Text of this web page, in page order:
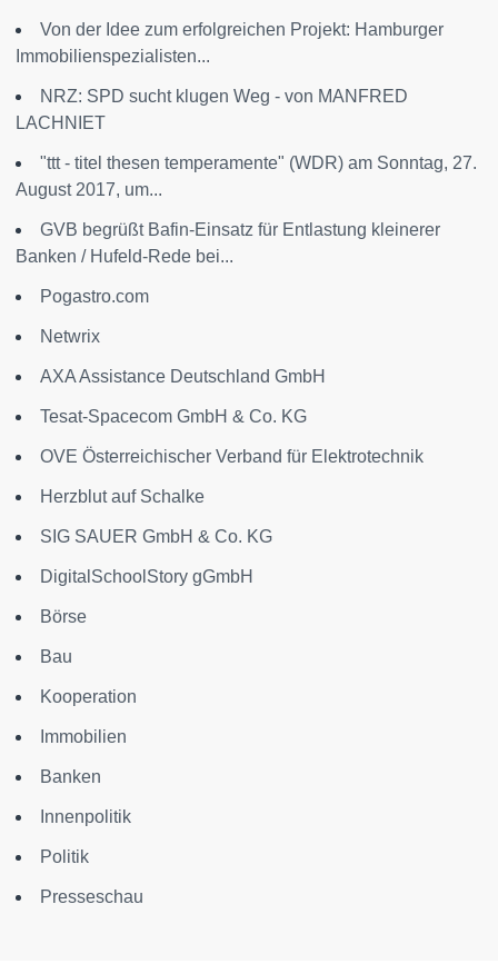
Von der Idee zum erfolgreichen Projekt: Hamburger
Immobilienspezialisten...
NRZ: SPD sucht klugen Weg - von MANFRED
LACHNIET
"ttt - titel thesen temperamente" (WDR) am Sonntag, 27.
August 2017, um...
GVB begrüßt Bafin-Einsatz für Entlastung kleinerer
Banken / Hufeld-Rede bei...
Pogastro.com
Netwrix
AXA Assistance Deutschland GmbH
Tesat-Spacecom GmbH & Co. KG
OVE Österreichischer Verband für Elektrotechnik
Herzblut auf Schalke
SIG SAUER GmbH & Co. KG
DigitalSchoolStory gGmbH
Börse
Bau
Kooperation
Immobilien
Banken
Innenpolitik
Politik
Presseschau